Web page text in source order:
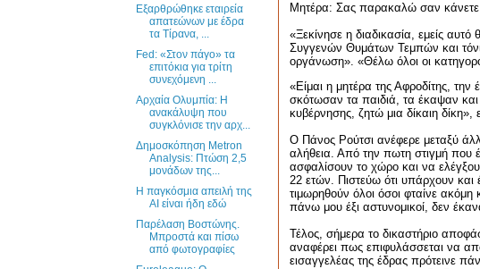
Μητέρα: Σας παρακαλώ σαν κάνετε
«Ξεκίνησε η διαδικασία, εμείς
Συγγενών Θυμάτων Τεμπών και
οργάνωση». «Θέλω όλοι οι
«Είμαι η μητέρα της Αφροδίτης,
σκότωσαν τα παιδιά, τα έκαψαν
κυβέρνησης, ζητώ μια δίκαιη δίκη»,
Ο Πάνος Ρούτσι ανέφερε μεταξύ
αλήθεια. Από την πωτη στιγμή που
ασφαλίσουν το χώρο και να
22 ετών. Πιστεύω ότι υπάρχουν και
τιμωρηθούν όλοι όσοι φταίνε
πάνω μου έξι αστυνομικοί, δεν
Τέλος, σήμερα το δικαστήριο
αναφέρει πως επιφυλάσσεται να
εισαγγελέας της έδρας πρότεινε
Εξαρθρώθηκε εταιρεία
απατεώνων με έδρα
τα Τίρανα, ...
Fed: «Στον πάγο» τα
επιτόκια για τρίτη
συνεχόμενη ...
Αρχαία Ολυμπία: Η
ανακάλυψη που
συγκλόνισε την αρχ...
Δημοσκόπηση Metron
Analysis: Πτώση 2,5
μονάδων της...
Η παγκόσμια απειλή της
ΑΙ είναι ήδη εδώ
Παρέλαση Βοστώνης.
Μπροστά και πίσω
από φωτογραφίες